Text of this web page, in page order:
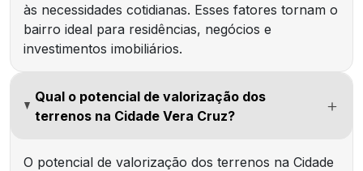
às necessidades cotidianas. Esses fatores tornam o
bairro ideal para residências, negócios e
investimentos imobiliários.
Qual o potencial de valorização dos
terrenos na Cidade Vera Cruz?
O potencial de valorização dos terrenos na Cidade